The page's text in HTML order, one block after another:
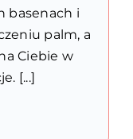
basenach i
palm, a
Ciebie w
[...]